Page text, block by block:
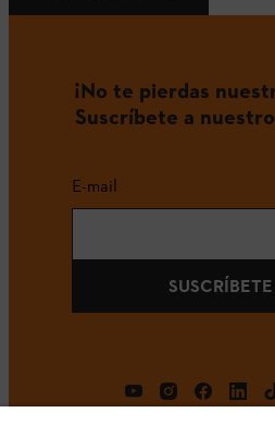
¡No te pierdas
Suscríbete a
E-mail